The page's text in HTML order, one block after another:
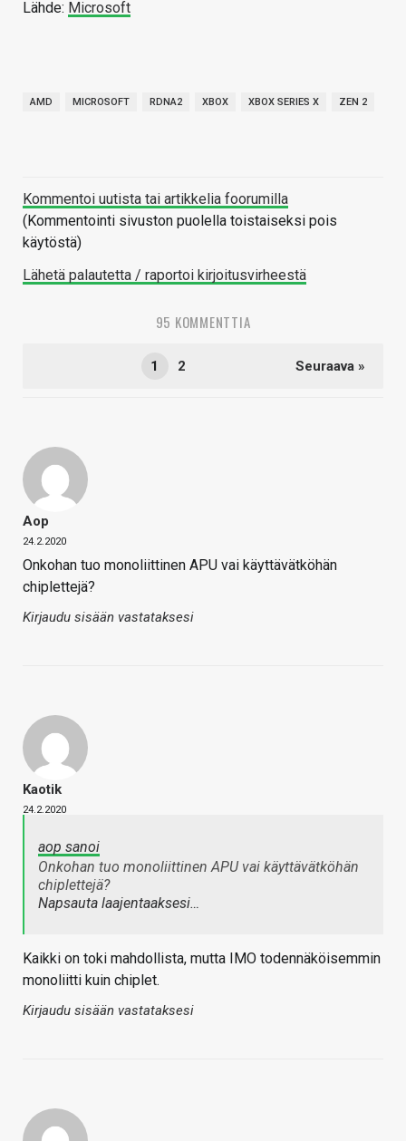
Lähde: Microsoft
AMD MICROSOFT RDNA2 XBOX XBOX SERIES X ZEN 2
Kommentoi uutista tai artikkelia foorumilla
(Kommentointi sivuston puolella toistaiseksi pois
käytöstä)
Lähetä palautetta / raportoi kirjoitusvirheestä
95 KOMMENTTIA
1 2 Seuraava »
Aop
24.2.2020
Onkohan tuo monoliittinen APU vai käyttävätköhän
chiplettejä?
Kirjaudu sisään vastataksesi
Kaotik
24.2.2020
aop sanoi
Onkohan tuo monoliittinen APU vai käyttävätköhän
chiplettejä?
Napsauta laajentaaksesi…
Kaikki on toki mahdollista, mutta IMO todennäköisemmin
monoliitti kuin chiplet.
Kirjaudu sisään vastataksesi